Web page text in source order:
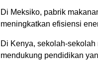
Di Meksiko, pabrik
meningkatkan efisiensi
Di Kenya, sekolah-
mendukung pendidikan